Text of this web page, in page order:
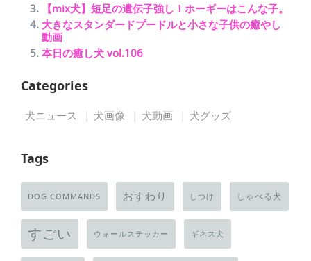
【mix犬】短足の遺伝子強し！ホーギーはこんな子。
大きなスタンダードプードルと小さな子供の癒やし
動画
本日の癒し犬 vol.106
Categories
犬ニュース 犬画像 犬動画 犬グッズ
Tags
DOG COMMANDS おすわり しつけ しゃべる犬
すごい ウォールステッカー ギネス犬